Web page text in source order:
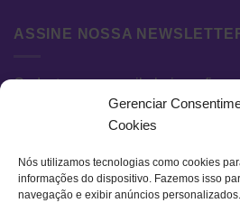
Gerenciar
Cookies
Nós utilizamos tecnologias como cookies
informações do dispositivo. Fazemos isso
navegação e exibir anúncios
ASSINE NOSSA
Cadastre seu e-mail abaixo e
novidades e promoções